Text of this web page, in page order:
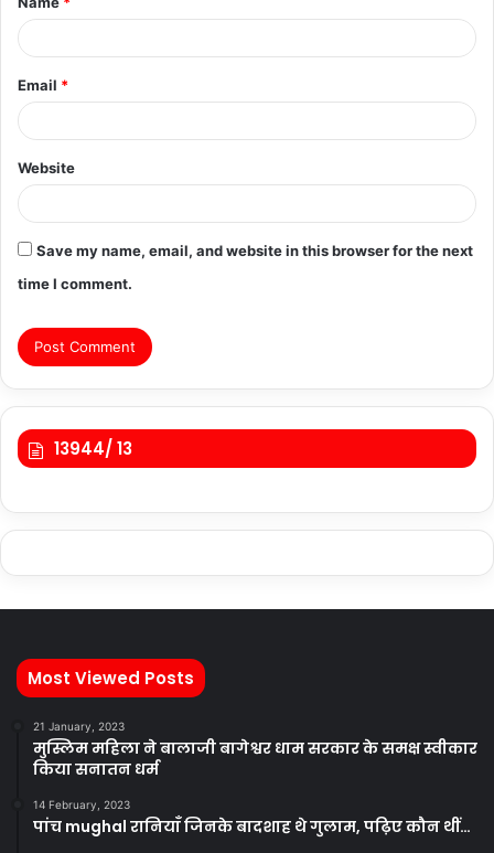
*
Email *
Website
Save my name, email, and website in this browser for the next
time I comment.
13944/ 13
Most Viewed Posts
21 January, 2023
मुस्लिम महिला ने बालाजी बागेश्वर धाम सरकार के समक्ष स्वीकार
किया सनातन धर्म
14 February, 2023
पांच mughal रानियाँ जिनके बादशाह थे गुलाम, पढ़िए कौन थीं…